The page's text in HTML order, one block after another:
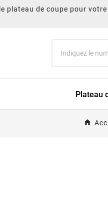
plateau de coupe pour
Plateau